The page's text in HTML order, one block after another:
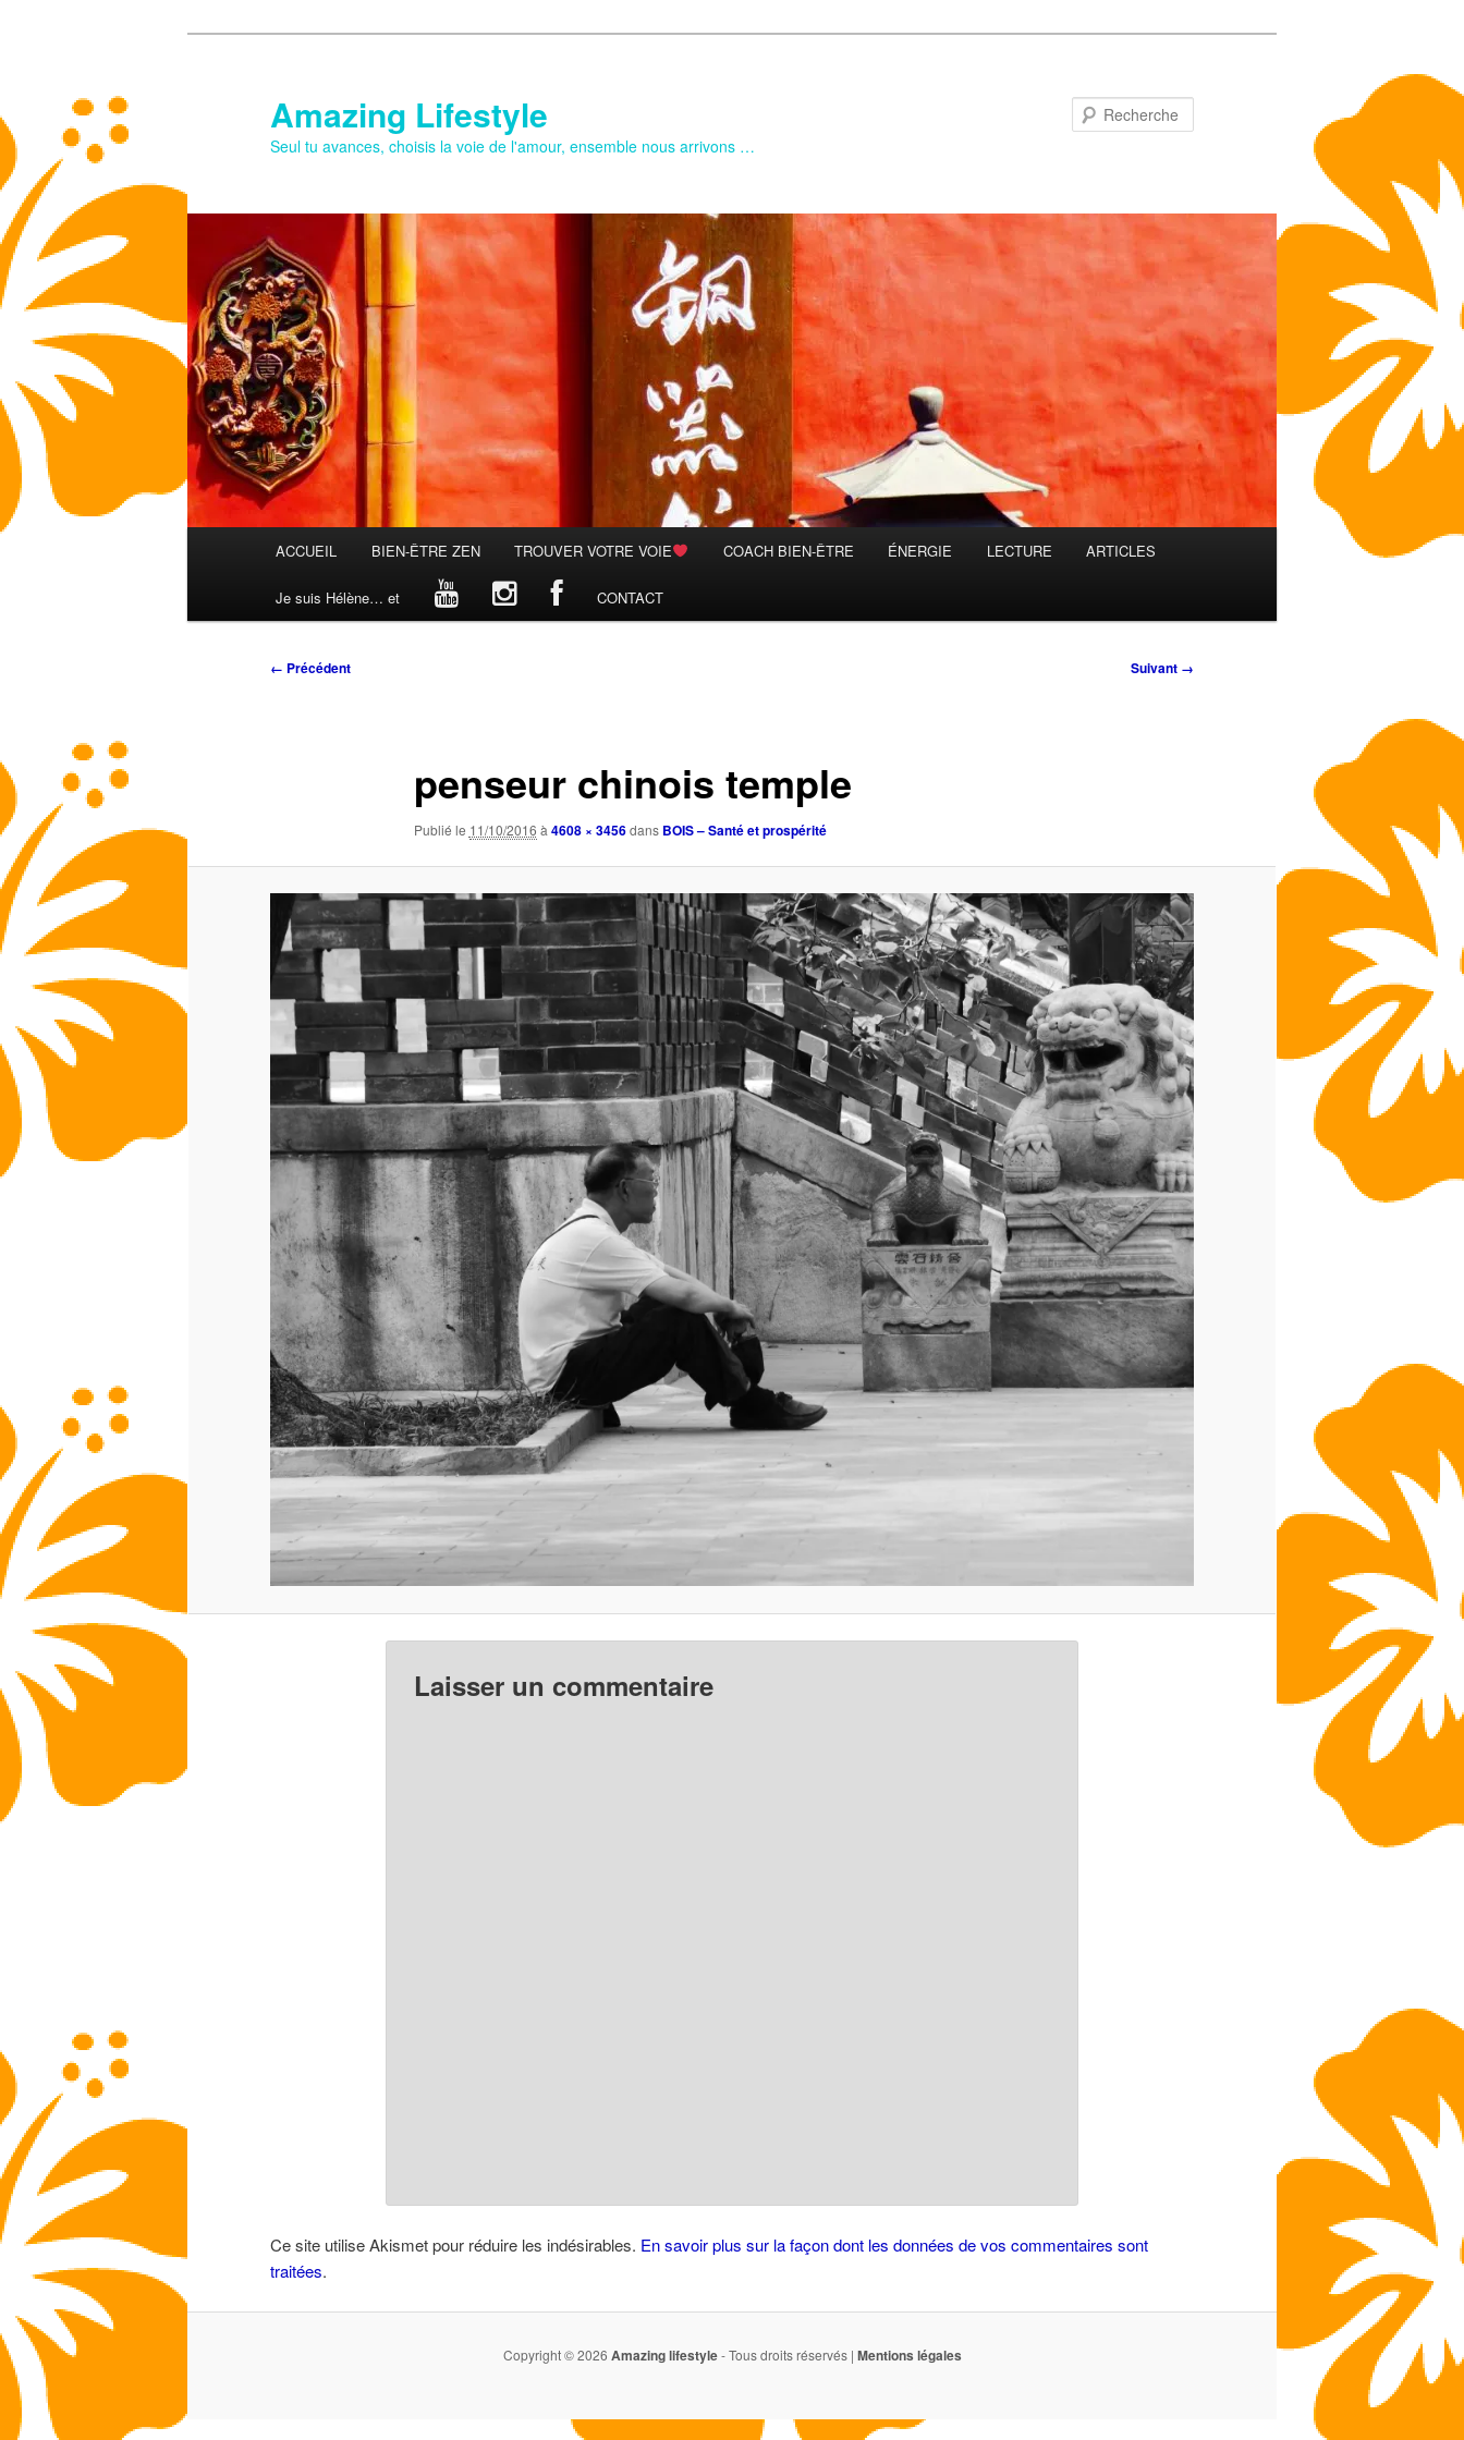
contenu
principal
Amazing Lifestyle
Seul tu avances, choisis la voie de l'amour, ensemble nous arrivons …
ACCUEIL BIEN-ÊTRE ZEN TROUVER VOTRE VOIE COACH BIEN-ÊTRE ÉNERGIE LECTURE ARTICLES
Je suis Hélène… et CONTACT
Navigation
← Précédent Suivant →
penseur chinois temple
Publié le 11/10/2016 à 4608 × 3456dans BOIS – Santé et prospérité
Laisser un commentaire
Ce site utilise Akismet pour réduire les indésirables. En savoir plus sur la façon dont les données de vos commentaires sont
traitées.
Copyright © 2026 Amazing lifestyle- Tous droits réservés | Mentions légales